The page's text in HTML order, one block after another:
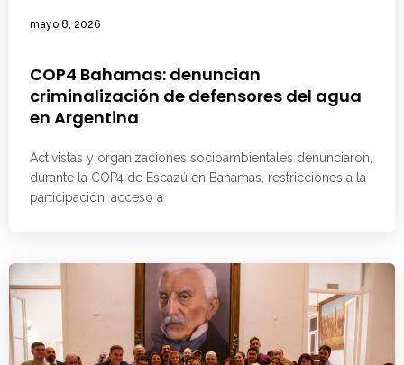
mayo 8, 2026
COP4 Bahamas: denuncian
criminalización de defensores del agua
en Argentina
Activistas y organizaciones socioambientales denunciaron,
durante la COP4 de Escazú en Bahamas, restricciones a la
participación, acceso a